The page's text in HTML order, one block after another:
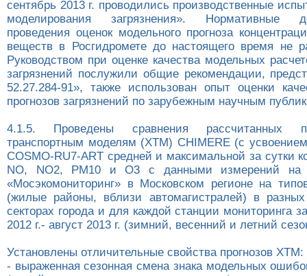
сентябрь 2013 г. проводились производственные
моделирования загрязнения». Нормативные
проведения оценок модельного прогноза
веществ в Росгидромете до настоящего время не
Руководством при оценке качества модельных
загрязнений послужили общие рекомендации,
52.27.284-91», также использован опыт оценки
прогнозов загрязнений по зарубежным научным
4.1.5. Проведены сравнения рассчитанных
транспортным моделям (ХТМ) CHIMERE (с
COSMO-RU7-ART средней и максимальной за сутки
NO, NО2, РМ10 и О3 с данными измерений на
«Мосэкомониторинг» в Московском регионе на
(жилые районы, вблизи автомагистралей) в разных
секторах города и для каждой станции мониторинга
2012 г.- август 2013 г. (зимний, весенний и летний
Установлены отличительные свойства прогнозов ХТМ:
- выраженная сезонная смена знака модельных